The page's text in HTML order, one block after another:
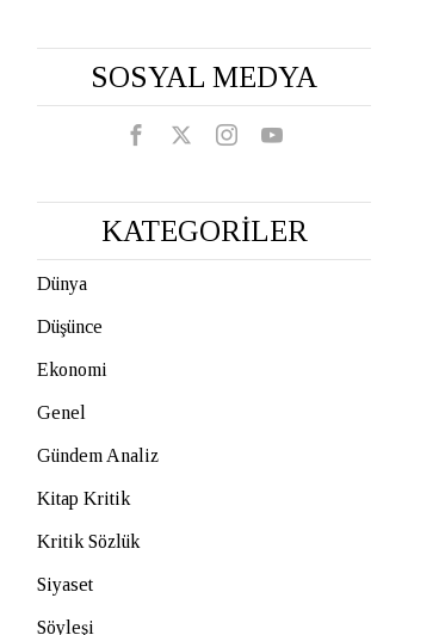
SOSYAL MEDYA
KATEGORİLER
Dünya
Düşünce
Ekonomi
Genel
Gündem Analiz
Kitap Kritik
Kritik Sözlük
Siyaset
Söyleşi